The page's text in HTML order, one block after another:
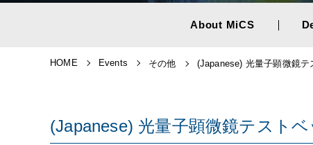
About MiCS
HOME Events その他 (Japanese) 光量子顕微鏡
(Japanese) 光量子顕微鏡テスト